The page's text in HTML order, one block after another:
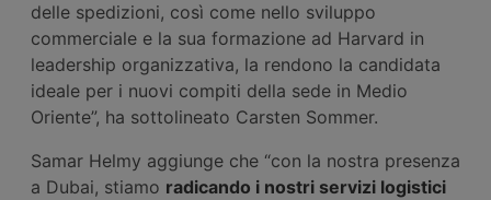
delle spedizioni, così come nello sviluppo
commerciale e la sua formazione ad Harvard in
leadership organizzativa, la rendono la candidata
ideale per i nuovi compiti della sede in Medio
Oriente”, ha sottolineato Carsten Sommer.
Samar Helmy aggiunge che “con la nostra presenza
a Dubai, stiamo radicando i nostri servizi logistici